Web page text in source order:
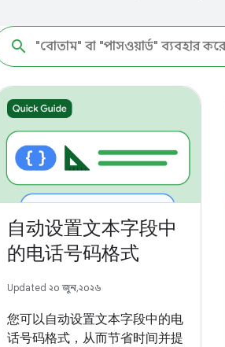
自动设置文本字段中
的电话号码格式
Updated ২০ জুন, ২০২৬
您可以自动设置文本字段中的电
话号码格式，从而节省时间并提